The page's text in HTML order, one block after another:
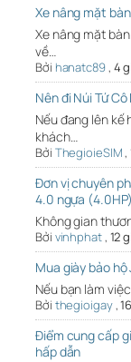
Xe nâng mặt
Xe nâng mặt
về…
Bởi hanatc89, 4
Nên đi Núi Tứ
Nếu đang lên kế
khách…
Bởi ThegioieSIM,
Đơn vị chuyên
4.0 ngựa (4.0HP)
Không gian
Bởi vinhphat, 12
Mua giày bảo
Nếu bạn làm
Bởi thegioigay,
Điểm cung cấp
hấp dẫn